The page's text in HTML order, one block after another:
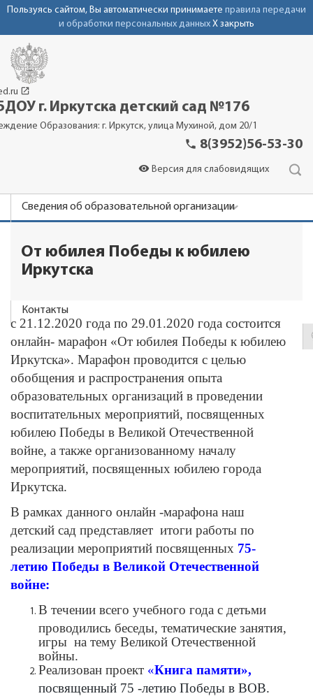
Пользуясь сайтом, Вы автоматически принимаете правила передачи
и обработки персональных данных X закрыть
launch
г. Иркутска детский сад №176
Образования: г. Иркутск, улица Мухиной, дом 20/1
phone 8(3952)56-53-30
visibility Версия для слабовидящих
Сведения об образовательной организации
Родителям
Контакты
От юбилея Победы к юбилею
Иркутска
с 21.12.2020 года по 29.01.2020 года состоится
онлайн- марафон «От юбилея Победы к юбилею
Иркутска». Марафон проводится с целью
обобщения и распространения опыта
образовательных организаций в проведении
воспитательных мероприятий, посвященных
юбилею Победы в Великой Отечественной
войне, а также организованному началу
мероприятий, посвященных юбилею города
Иркутска.
В рамках данного онлайн -марафона наш
детский сад представляет итоги работы по
реализации мероприятий посвященных 75-
летию Победы в Великой Отечественной
войне:
В течении всего учебного года с детьми
проводились беседы, тематические занятия,
игры на тему Великой Отечественной
войны.
Реализован проект «Книга памяти»,
посвященный 75 -летию Победы в ВОВ.